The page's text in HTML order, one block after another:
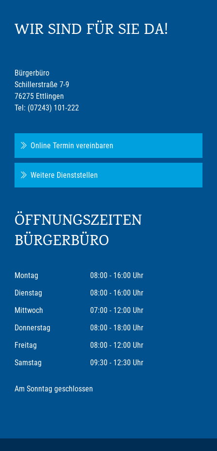
WIR SIND FÜR SIE DA!
Bürgerbüro
Schillerstraße 7-9
76275 Ettlingen
Tel: (07243) 101-222
Online Termin vereinbaren
Weitere Dienststellen
ÖFFNUNGSZEITEN
BÜRGERBÜRO
Montag
08:00 - 16:00 Uhr
Dienstag
08:00 - 16:00 Uhr
Mittwoch
07:00 - 12:00 Uhr
Donnerstag
08:00 - 18:00 Uhr
Freitag
08:00 - 12:00 Uhr
Samstag
09:30 - 12:30 Uhr
Am Sonntag geschlossen